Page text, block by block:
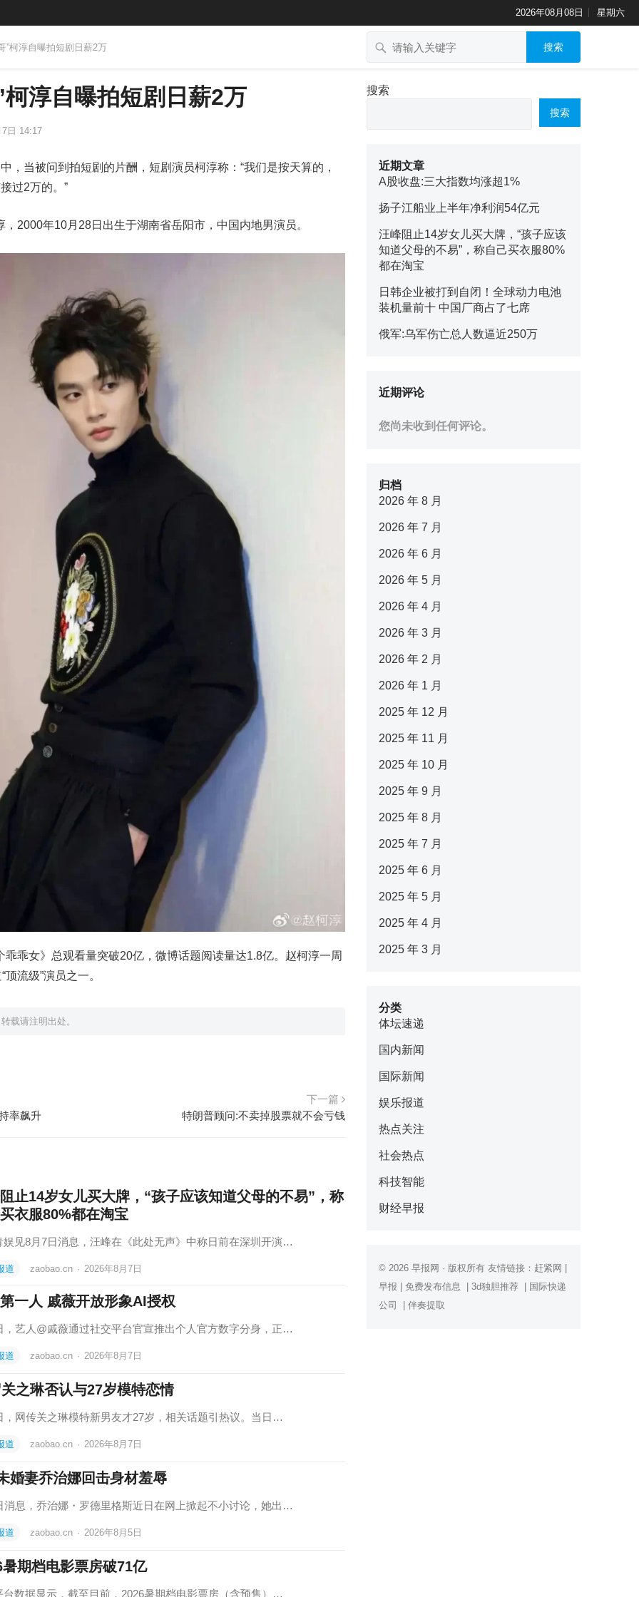
2026年08月08日 星期六
”柯淳自曝拍短剧日薪2万 搜索
淳自曝拍短剧日薪2万
日 14:17
，当被问到拍短剧的片酬，短剧演员柯淳称：“我们是按天算的，
过2万的。”
2000年10月28日出生于湖南省岳阳市，中国内地男演员。
乖女》总观看量突破20亿，微博话题阅读量达1.8亿。赵柯淳一周
流级”演员之一。
载请注明出处。
率飙升
下一篇
特朗普顾问:不卖掉股票就不会亏钱
止14岁女儿买大牌，“孩子应该知道父母的不易”，称
衣服80%都在淘宝
娱见8月7日消息，汪峰在《此处无声》中称日前在深圳开演…
道 zaobao.cn · 2026年8月7日
一人 戚薇开放形象AI授权
，艺人@戚薇通过社交平台官宣推出个人官方数字分身，正…
道 zaobao.cn · 2026年8月7日
之琳否认与27岁模特恋情
，网传关之琳模特新男友才27岁，相关话题引热议。当日…
道 zaobao.cn · 2026年8月7日
婚妻乔治娜回击身材羞辱
消息，乔治娜・罗德里格斯近日在网上掀起不小讨论，她出…
道 zaobao.cn · 2026年8月5日
期档电影票房破71亿
台数据显示，截至目前，2026暑期档电影票房（含预售）…
搜索
搜索
近期文章
A股收盘:三大指数均涨超1%
扬子江船业上半年净利润54亿元
汪峰阻止14岁女儿买大牌，“孩子应该
知道父母的不易”，称自己买衣服80%
都在淘宝
日韩企业被打到自闭！全球动力电池
装机量前十 中国厂商占了七席
俄军:乌军伤亡总人数逼近250万
近期评论
您尚未收到任何评论。
归档
2026 年 8 月
2026 年 7 月
2026 年 6 月
2026 年 5 月
2026 年 4 月
2026 年 3 月
2026 年 2 月
2026 年 1 月
2025 年 12 月
2025 年 11 月
2025 年 10 月
2025 年 9 月
2025 年 8 月
2025 年 7 月
2025 年 6 月
2025 年 5 月
2025 年 4 月
2025 年 3 月
分类
体坛速递
国内新闻
国际新闻
娱乐报道
热点关注
社会热点
科技智能
财经早报
© 2026 早报网 · 版权所有 友情链接： 赶紧网
早报
免费发布信息 3d独胆推荐
国际快递
公司
伴奏提取